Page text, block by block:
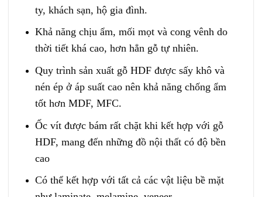
ty, khách sạn, hộ gia đình.
Khả năng chịu ẩm, mối mọt và cong vênh do
thời tiết khá cao, hơn hẳn gỗ tự nhiên.
Quy trình sản xuất gỗ HDF được sấy khô và
nén ép ở áp suất cao nên khả năng chống ẩm
tốt hơn MDF, MFC.
Ốc vít được bám rất chặt khi kết hợp với gỗ
HDF, mang đến những đồ nội thất có độ bền
cao
Có thể kết hợp với tất cả các vật liệu bề mặt